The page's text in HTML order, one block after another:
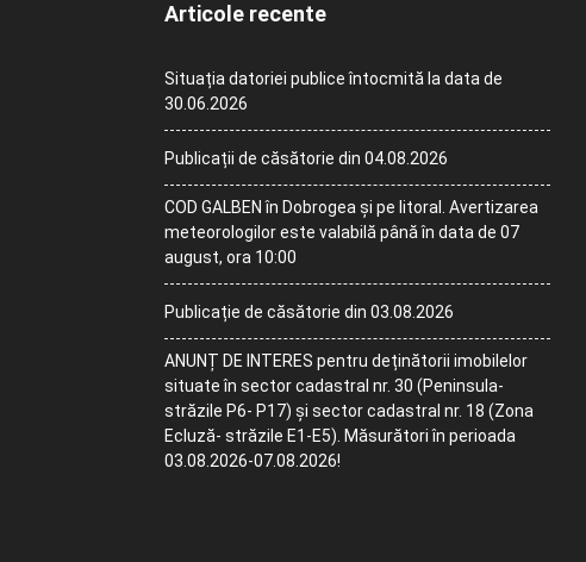
Articole recente
Situația datoriei publice întocmită la data de
30.06.2026
Publicații de căsătorie din 04.08.2026
COD GALBEN în Dobrogea și pe litoral. Avertizarea
meteorologilor este valabilă până în data de 07
august, ora 10:00
Publicație de căsătorie din 03.08.2026
ANUNȚ DE INTERES pentru deținătorii imobilelor
situate în sector cadastral nr. 30 (Peninsula-
străzile P6- P17) și sector cadastral nr. 18 (Zona
Ecluză- străzile E1-E5). Măsurători în perioada
03.08.2026-07.08.2026!